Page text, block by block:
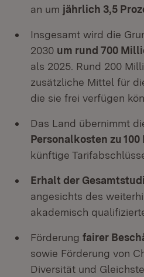
an um jährlich 3,5
Insgesamt wird die
2030 um rund 700
als 2025. Rund 200
zusätzliche Mittel für
die sie frei verfügen
Das Land übernimmt
Personalkosten zu 100
künftige
Erhalt der
angesichts des
akademisch
Förderung fairer
sowie Förderung von
Diversität und